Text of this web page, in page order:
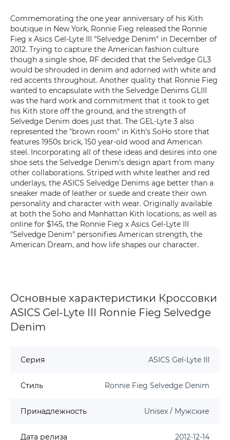
Commemorating the one year anniversary of his Kith
boutique in New York, Ronnie Fieg released the Ronnie
Fieg x Asics Gel-Lyte III "Selvedge Denim" in December of
2012. Trying to capture the American fashion culture
though a single shoe, RF decided that the Selvedge GL3
would be shrouded in denim and adorned with white and
red accents throughout. Another quality that Ronnie Fieg
wanted to encapsulate with the Selvedge Denims GLIII
was the hard work and commitment that it took to get
his Kith store off the ground, and the strength of
Selvedge Denim does just that. The GEL-Lyte 3 also
represented the "brown room" in Kith's SoHo store that
features 1950s brick, 150 year-old wood and American
steel. Incorporating all of these ideas and desires into one
shoe sets the Selvedge Denim's design apart from many
other collaborations. Striped with white leather and red
underlays, the ASICS Selvedge Denims age better than a
sneaker made of leather or suede and create their own
personality and character with wear. Originally available
at both the Soho and Manhattan Kith locations, as well as
online for $145, the Ronnie Fieg x Asics Gel-Lyte III
"Selvedge Denim" personifies American strength, the
American Dream, and how life shapes our character.
Основные характеристики Кроссовки
ASICS Gel-Lyte III Ronnie Fieg Selvedge
Denim
Серия ASICS Gel-Lyte III
Стиль Ronnie Fieg Selvedge Denim
Принадлежность Unisex / Мужские
Дата релиза 2012-12-14